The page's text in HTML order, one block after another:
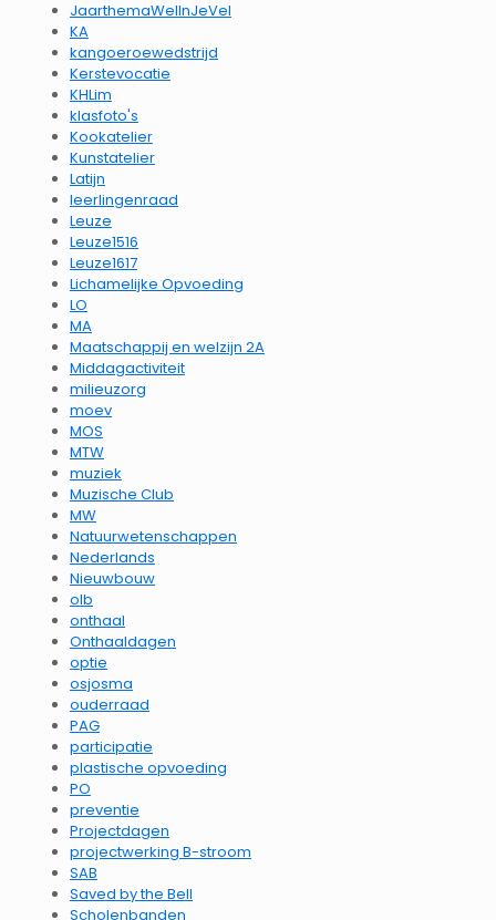
JaarthemaWelInJeVel
KA
kangoeroewedstrijd
Kerstevocatie
KHLim
klasfoto's
Kookatelier
Kunstatelier
Latijn
leerlingenraad
Leuze
Leuze1516
Leuze1617
Lichamelijke Opvoeding
LO
MA
Maatschappij en welzijn 2A
Middagactiviteit
milieuzorg
moev
MOS
MTW
muziek
Muzische Club
MW
Natuurwetenschappen
Nederlands
Nieuwbouw
olb
onthaal
Onthaaldagen
optie
osjosma
ouderraad
PAG
participatie
plastische opvoeding
PO
preventie
Projectdagen
projectwerking B-stroom
SAB
Saved by the Bell
Scholenbanden